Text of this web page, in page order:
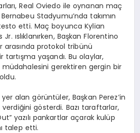
Real Oviedo ile oynanan maç
Stadyumu’nda takımın
etti. Maç boyunca Kylian
ıslıklanırken, Başkan Florentino
arasında protokol tribünü
tartışma yaşandı. Bu olaylar,
gerektiren gergin bir
yer alan görüntüler, Başkan Perez’in
verdiğini gösterdi. Bazı taraftarlar,
yazılı pankartlar açarak kulüp
talep etti.